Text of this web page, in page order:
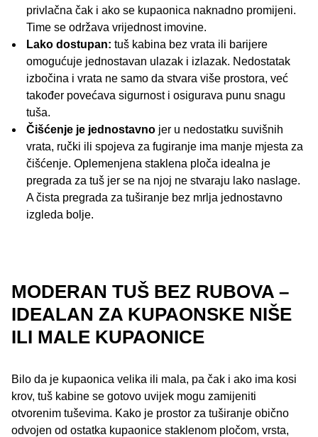
privlačna čak i ako se kupaonica naknadno promijeni.
Time se održava vrijednost imovine.
Lako dostupan: tuš kabina bez vrata ili barijere
omogućuje jednostavan ulazak i izlazak. Nedostatak
izbočina i vrata ne samo da stvara više prostora, već
također povećava sigurnost i osigurava punu snagu
tuša.
Čišćenje je jednostavno jer u nedostatku suvišnih
vrata, ručki ili spojeva za fugiranje ima manje mjesta za
čišćenje. Oplemenjena staklena ploča idealna je
pregrada za tuš jer se na njoj ne stvaraju lako naslage.
A čista pregrada za tuširanje bez mrlja jednostavno
izgleda bolje.
MODERAN TUŠ BEZ RUBOVA –
IDEALAN ZA KUPAONSKE NIŠE
ILI MALE KUPAONICE
Bilo da je kupaonica velika ili mala, pa čak i ako ima kosi
krov, tuš kabine se gotovo uvijek mogu zamijeniti
otvorenim tuševima. Kako je prostor za tuširanje obično
odvojen od ostatka kupaonice staklenom pločom, vrsta,